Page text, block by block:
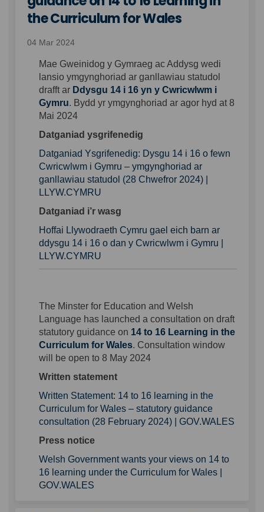
the Curriculum for Wales
04 Mar 2024
Mae Gweinidog y Gymraeg ac Addysg wedi
lansio ymgynghoriad ar ganllawiau statudol
drafft ar Ddysgu 14 i 16 yn y Cwricwlwm i
Gymru (External link)
. Bydd yr ymgynghoriad ar agor hyd at 8
Mai 2024
Datganiad ysgrifenedig
Datganiad Ysgrifenedig: Dysgu 14 i 16 o fewn
Cwricwlwm i Gymru – ymgynghoriad ar
ganllawiau statudol (28 Chwefror 2024) |
LLYW.CYMRU
Datganiad i’r wasg
Hoffai Llywodraeth Cymru gael eich barn ar
ddysgu 14 i 16 o dan y Cwricwlwm i Gymru |
LLYW.CYMRU
The Minster for Education and Welsh
Language has launched a consultation on draft
statutory guidance on 14 to 16 Learning in the
Curriculum for Wales(External link)
. Consultation window
will be open to 8 May 2024
Written statement
Written Statement: 14 to 16 learning in the
Curriculum for Wales – statutory guidance
consultation (28 February 2024) | GOV.WALES
Press notice
Welsh Government wants your views on 14 to
16 learning under the Curriculum for Wales |
GOV.WALES